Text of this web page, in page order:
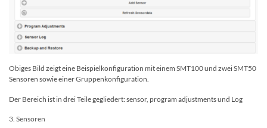
Obiges Bild zeigt eine Beispielkonfiguration mit einem SMT100 und zwei SMT50
Sensoren sowie einer Gruppenkonfiguration.
Der Bereich ist in drei Teile gegliedert: sensor, program adjustments und Log
3. Sensoren